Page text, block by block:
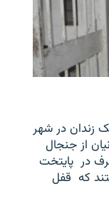
دسمبر) از یک زندان در شهر
از جنجال
در پایتخت
که قفل